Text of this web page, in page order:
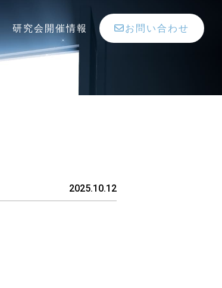
研究会開催情報 お問い合わせ
2025.10.12